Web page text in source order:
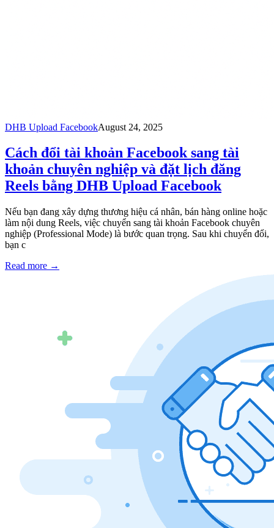
DHB Upload FacebookAugust 24, 2025
Cách đổi tài khoản Facebook sang tài
khoản chuyên nghiệp và đặt lịch đăng
Reels bằng DHB Upload Facebook
Nếu bạn đang xây dựng thương hiệu cá nhân, bán hàng online hoặc
làm nội dung Reels, việc chuyển sang tài khoản Facebook chuyên
nghiệp (Professional Mode) là bước quan trọng. Sau khi chuyển đổi,
bạn c
Read more →